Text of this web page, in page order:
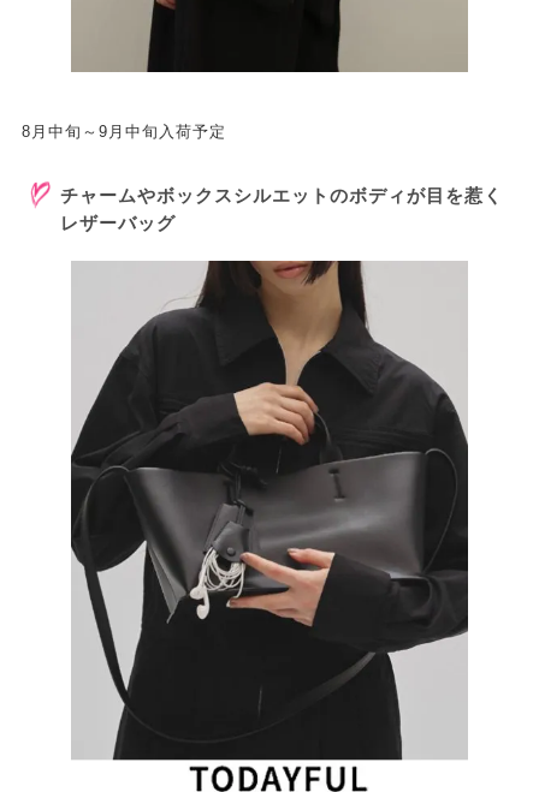
8月中旬～9月中旬入荷予定
チャームやボックスシルエットのボディが目を惹く
レザーバッグ